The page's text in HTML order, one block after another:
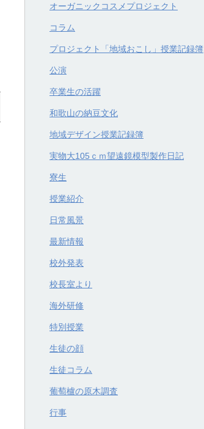
オーガニックコスメプロジェクト
コラム
プロジェクト「地域おこし」授業記録簿
公演
卒業生の活躍
和歌山の納豆文化
地域デザイン授業記録簿
実物大105ｃｍ望遠鏡模型製作日記
寮生
授業紹介
日常風景
最新情報
校外発表
校長室より
海外研修
特別授業
生徒の顔
生徒コラム
葡萄櫨の原木調査
行事